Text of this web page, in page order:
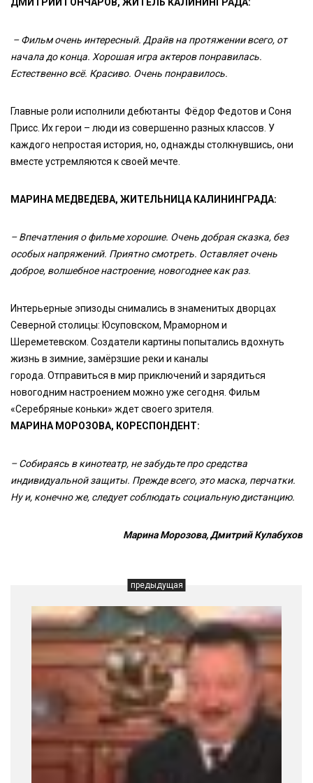
– Фильм очень интересный. Драйв на протяжении всего, от
начала до конца. Хорошая игра актеров понравилась.
Естественно всё. Красиво. Очень понравилось.
Главные роли исполнили дебютанты Фёдор Федотов и Соня
Присс. Их герои – люди из совершенно разных классов. У
каждого непростая история, но, однажды столкнувшись, они
вместе устремляются к своей мечте.
МАРИНА МЕДВЕДЕВА, ЖИТЕЛЬНИЦА КАЛИНИНГРАДА:
– Впечатления о фильме хорошие. Очень добрая сказка, без
особых напряжений. Приятно смотреть. Оставляет очень
доброе, волшебное настроение, новогоднее как раз.
Интерьерные эпизоды снимались в знаменитых дворцах
Северной столицы: Юсуповском, Мраморном и
Шереметевском. Создатели картины попытались вдохнуть
жизнь в зимние, замёрзшие реки и каналы
города. Отправиться в мир приключений и зарядиться
новогодним настроением можно уже сегодня. Фильм
«Серебряные коньки» ждет своего зрителя.
МАРИНА МОРОЗОВА, КОРЕСПОНДЕНТ:
– Собираясь в кинотеатр, не забудьте про средства
индивидуальной защиты. Прежде всего, это маска, перчатки.
Ну и, конечно же, следует соблюдать социальную дистанцию.
Марина Морозова, Дмитрий Кулабухов
предыдущая